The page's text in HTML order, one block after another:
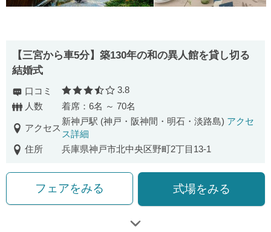
【三宮から車5分】築130年の和の異人館を貸し切る
結婚式
口コミ 口コミ評価
3.8
人数
着席：6名 ～ 70名
アクセス
新神戸駅 (神戸・阪神間・明石・淡路島) アクセ
ス詳細
住所
兵庫県神戸市北中央区野町2丁目13-1
フェアをみる 式場をみる